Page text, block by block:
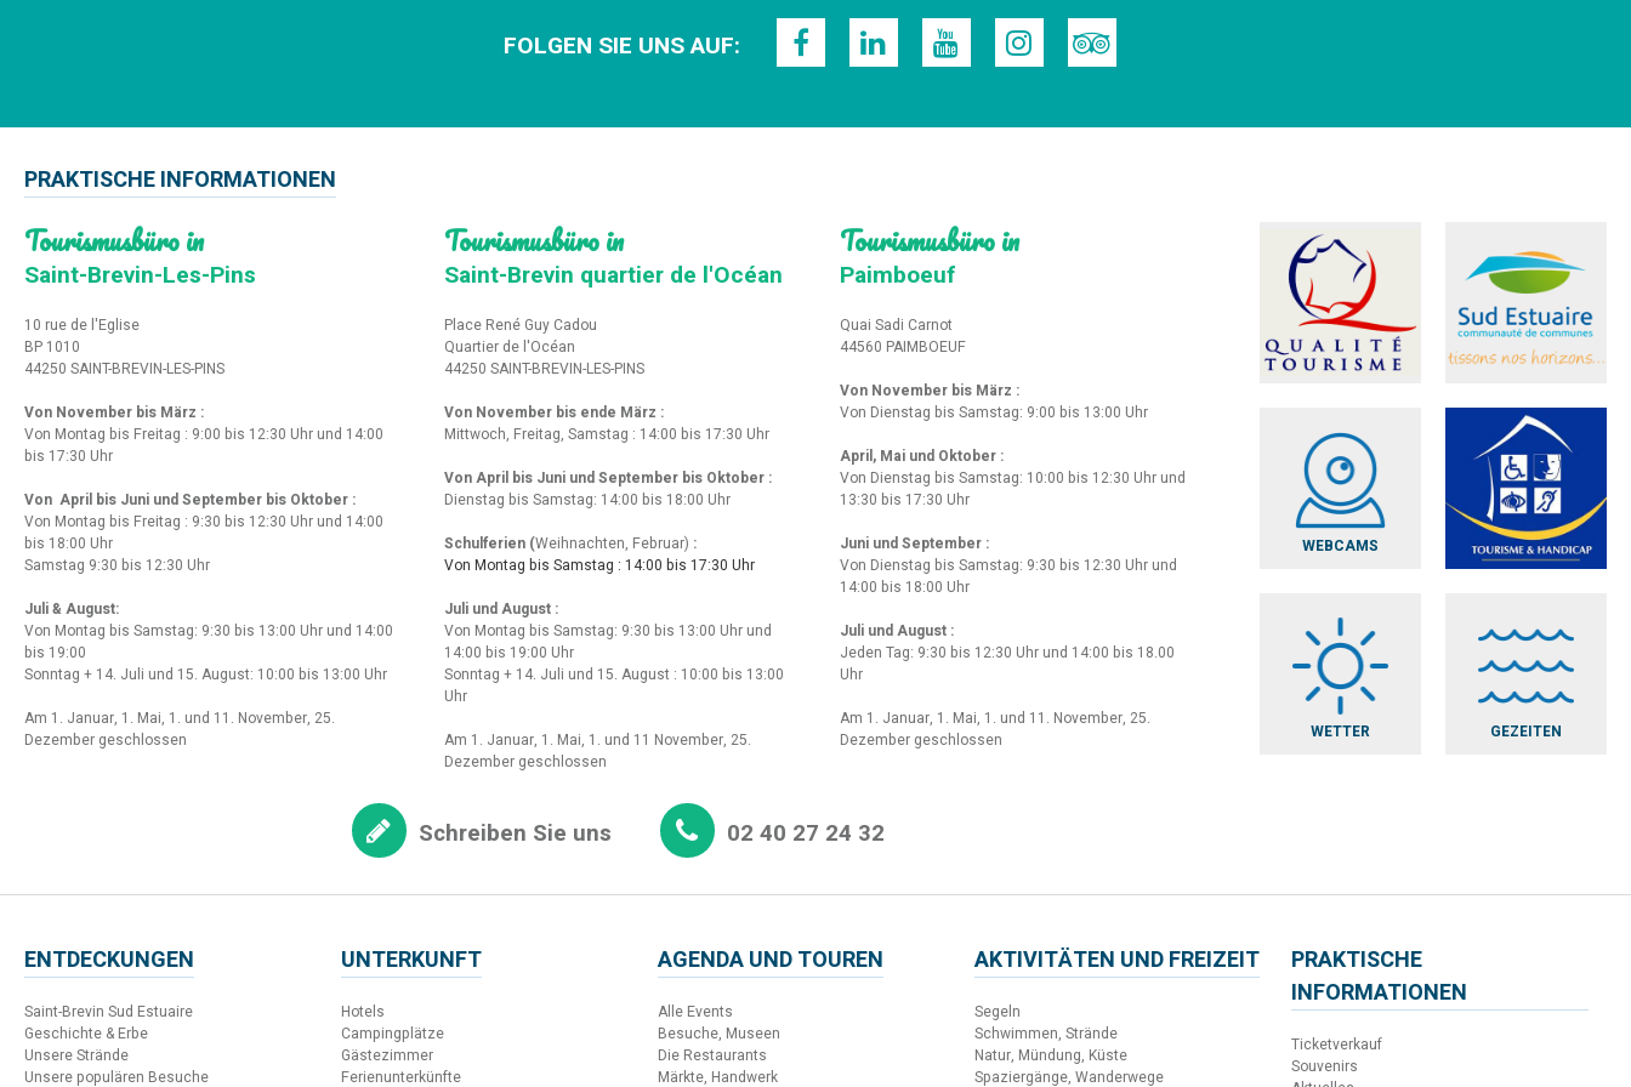
FOLGEN SIE UNS AUF:
PRAKTISCHE INFORMATIONEN
Tourismusbüro in
Saint-Brevin-Les-Pins
10 rue de l'Eglise
BP 1010
44250 SAINT-BREVIN-LES-PINS
Von November bis März :
Von Montag bis Freitag : 9:00 bis 12:30 Uhr und 14:00
bis 17:30 Uhr
Von April bis Juni und September bis Oktober :
Von Montag bis Freitag : 9:30 bis 12:30 Uhr und 14:00
bis 18:00 Uhr
Samstag 9:30 bis 12:30 Uhr
Juli & August:
Von Montag bis Samstag: 9:30 bis 13:00 Uhr und 14:00
bis 19:00
Sonntag + 14. Juli und 15. August: 10:00 bis 13:00 Uhr
Am 1. Januar, 1. Mai, 1. und 11. November, 25.
Dezember geschlossen
Tourismusbüro in
Saint-Brevin quartier de l'Océan
Place René Guy Cadou
Quartier de l'Océan
44250 SAINT-BREVIN-LES-PINS
Von November bis ende März :
Mittwoch, Freitag, Samstag : 14:00 bis 17:30 Uhr
Von April bis Juni und September bis Oktober :
Dienstag bis Samstag: 14:00 bis 18:00 Uhr
Schulferien (Weihnachten, Februar) :
Von Montag bis Samstag : 14:00 bis 17:30 Uhr
Juli und August :
Von Montag bis Samstag: 9:30 bis 13:00 Uhr und
14:00 bis 19:00 Uhr
Sonntag + 14. Juli und 15. August : 10:00 bis 13:00
Uhr
Am 1. Januar, 1. Mai, 1. und 11 November, 25.
Dezember geschlossen
Tourismusbüro in
Paimboeuf
Quai Sadi Carnot
44560 PAIMBOEUF
Von November bis März :
Von Dienstag bis Samstag: 9:00 bis 13:00 Uhr
April, Mai und Oktober :
Von Dienstag bis Samstag: 10:00 bis 12:30 Uhr und
13:30 bis 17:30 Uhr
Juni und September :
Von Dienstag bis Samstag: 9:30 bis 12:30 Uhr und
14:00 bis 18:00 Uhr
Juli und August :
Jeden Tag: 9:30 bis 12:30 Uhr und 14:00 bis 18.00
Uhr
Am 1. Januar, 1. Mai, 1. und 11. November, 25.
Dezember geschlossen
WEBCAMS
WETTER GEZEITEN
Schreiben Sie uns 02 40 27 24 32
ENTDECKUNGEN
Saint-Brevin Sud Estuaire
Geschichte & Erbe
Unsere Strände
Unsere populären Besuche
UNTERKUNFT
Hotels
Campingplätze
Gästezimmer
Ferienunterkünfte
AGENDA UND TOUREN
Alle Events
Besuche, Museen
Die Restaurants
Märkte, Handwerk
AKTIVITÄTEN UND FREIZEIT
Segeln
Schwimmen, Strände
Natur, Mündung, Küste
Spaziergänge, Wanderwege
PRAKTISCHE
INFORMATIONEN
Ticketverkauf
Souvenirs